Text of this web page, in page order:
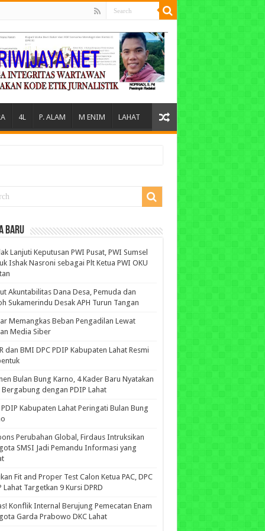
4L P. ALAM M ENIM LAHAT
BARU
Lanjuti Keputusan PWI Pusat, PWI Sumsel
Ishak Nasroni sebagai Plt Ketua PWI OKU
Akuntabilitas Dana Desa, Pemuda dan
Sukamerindu Desak APH Turun Tangan
Memangkas Beban Pengadilan Lewat
Media Siber
dan BMI DPC PDIP Kabupaten Lahat Resmi
Bulan Bung Karno, 4 Kader Baru Nyatakan
Bergabung dengan PDIP Lahat
PDIP Kabupaten Lahat Peringati Bulan Bung
Perubahan Global, Firdaus Intruksikan
SMSI Jadi Pemandu Informasi yang
Fit and Proper Test Calon Ketua PAC, DPC
Lahat Targetkan 9 Kursi DPRD
Konflik Internal Berujung Pemecatan Enam
Garda Prabowo DKC Lahat